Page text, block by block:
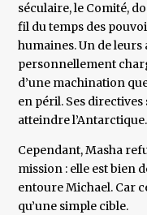
séculaire, le Comité,
fil du temps des
humaines. Un de leurs
personnellement
d’une machination
en péril. Ses
atteindre l’Antarctique.
Cependant, Masha
mission : elle est bien
entoure Michael. Car
qu’une simple cible.